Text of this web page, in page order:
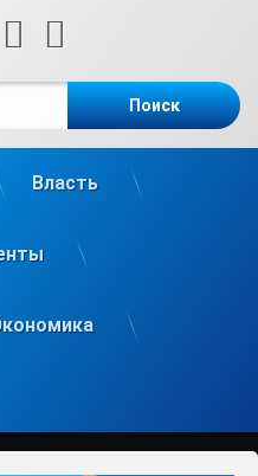
mailВКонтакте
Власть